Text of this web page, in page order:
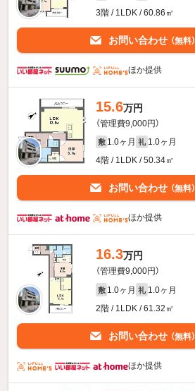
3階 / 1LDK / 60.86㎡
お問い合わせ （無料）
ほか提供
15.6万円
（管理費9,000円）
敷 1.0ヶ月 礼 1.0ヶ月
4階 / 1LDK / 50.34㎡
お問い合わせ （無料）
ほか提供
16.3万円
（管理費9,000円）
敷 1.0ヶ月 礼 1.0ヶ月
2階 / 1LDK / 61.32㎡
お問い合わせ （無料）
ほか提供